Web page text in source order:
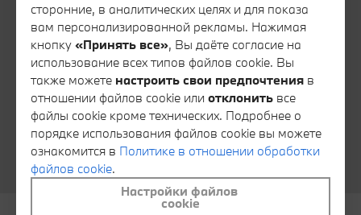
Запись на тест-драйв
Запись на сервис
Консультация специалиста финансового сервиса
Консультация специалиста отдела запасных частей
Тайный покупатель
Обратная связь
сторонние, в аналитических целях и для показа
вам персонализированной рекламы. Нажимая
кнопку «Принять все», Вы даёте согласие на
использование всех типов файлов cookie. Вы
также можете настроить свои предпочтения в
отношении файлов cookie или отклонить все
файлы cookie кроме технических. Подробнее о
порядке использования файлов cookie вы можете
ознакомится в Политике в отношении обработки
файлов cookie.
Настройки файлов
cookie